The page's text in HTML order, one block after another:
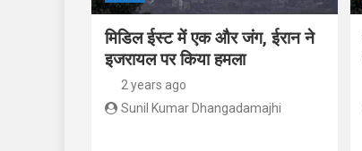
मिडिल ईस्ट में एक और जंग, ईरान ने
इजरायल पर किया हमला
2 years ago
Sunil Kumar Dhangadamajhi